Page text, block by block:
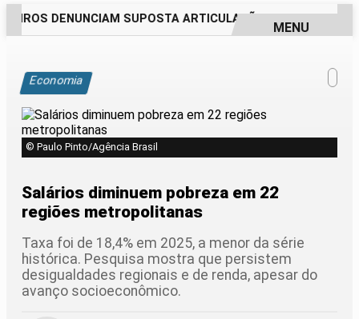
DENUNCIAM SUPOSTA ARTICULAÇÃO PARA INVASÕES
MENU
Economia
© Paulo Pinto/Agência Brasil
Salários diminuem pobreza em 22
regiões metropolitanas
Taxa foi de 18,4% em 2025, a menor da série
histórica. Pesquisa mostra que persistem
desigualdades regionais e de renda, apesar do
avanço socioeconômico.